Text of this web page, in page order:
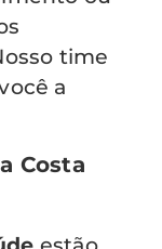
time
a
Costa